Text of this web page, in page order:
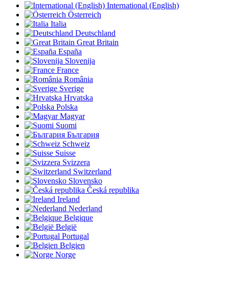
International (English)
Österreich
Italia
Deutschland
Great Britain
España
Slovenija
France
România
Sverige
Hrvatska
Polska
Magyar
Suomi
България
Schweiz
Suisse
Svizzera
Switzerland
Slovensko
Česká republika
Ireland
Nederland
Belgique
België
Portugal
Belgien
Norge